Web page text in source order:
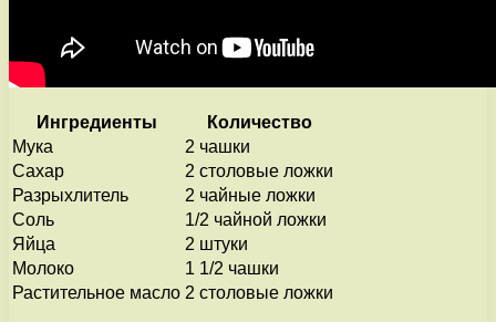
Ингредиенты
Количество
Мука
2 чашки
Сахар
2 столовые ложки
Разрыхлитель
2 чайные ложки
Соль
1/2 чайной ложки
Яйца
2 штуки
Молоко
1 1/2 чашки
Растительное масло 2 столовые ложки